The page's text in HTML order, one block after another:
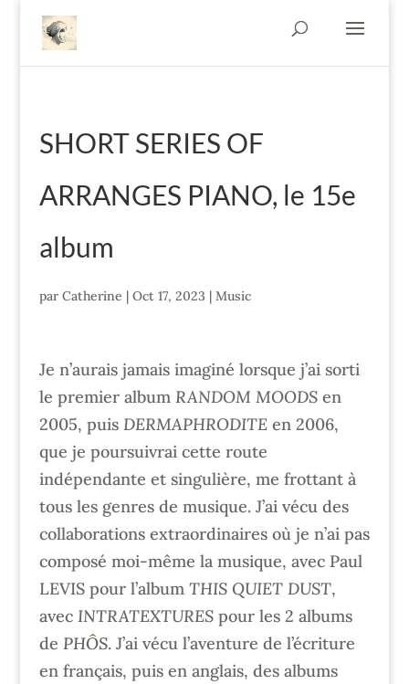
SHORT SERIES OF
ARRANGES PIANO, le 15e
album
par Catherine | Oct 17, 2023 | Music
Je n’aurais jamais imaginé lorsque j’ai sorti
le premier album RANDOM MOODSen
2005, puis DERMAPHRODITEen 2006,
que je poursuivrai cette route
indépendante et singulière, me frottant à
tous les genres de musique. J’ai vécu des
collaborations extraordinaires où je n’ai pas
composé moi-même la musique, avec Paul
LEVIS pour l’album THIS QUIET DUST,
avec INTRATEXTURESpour les 2 albums
de PHÔS. J’ai vécu l’aventure de l’écriture
en français, puis en anglais, des albums